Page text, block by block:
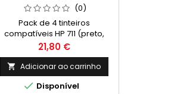
(0)
Pack de 4 tinteiros
compatíveis HP 711 (preto,
ciano, magenta e amarelo).
Qualidade profissional e
economia para impressoras
HP DesignJet. Capacidade:
Preto: 73ml Cada cor: 26ml
Preço
21,80 €
 Adicionar ao carrinho
 Disponível